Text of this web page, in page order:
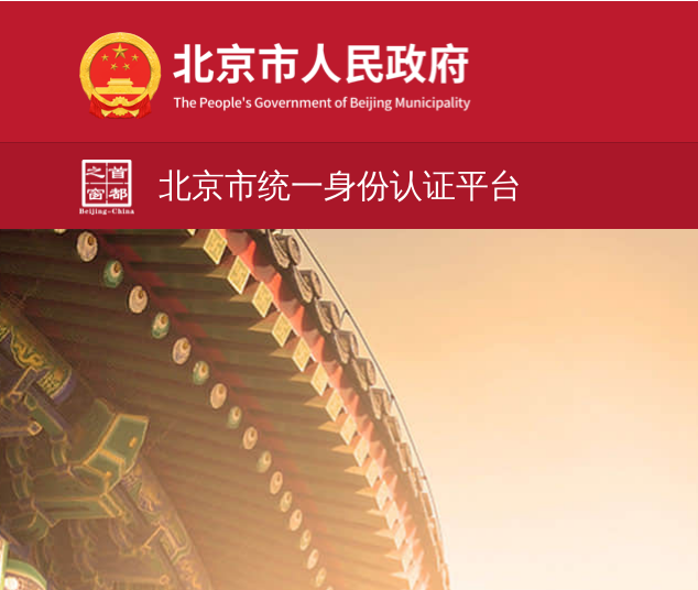
北京市统一身份认证平台